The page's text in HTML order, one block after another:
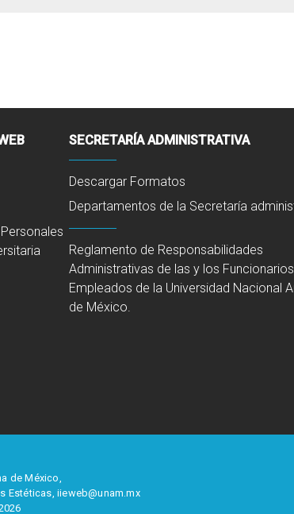
SECRETARÍA ADMINISTRATIVA
Descargar Formatos
Departamentos de la Secretaría
Reglamento de Responsabilidades
Administrativas de las y los
Empleados de la Universidad Nacional
de México.
de México,
Estéticas, iieweb@unam.mx